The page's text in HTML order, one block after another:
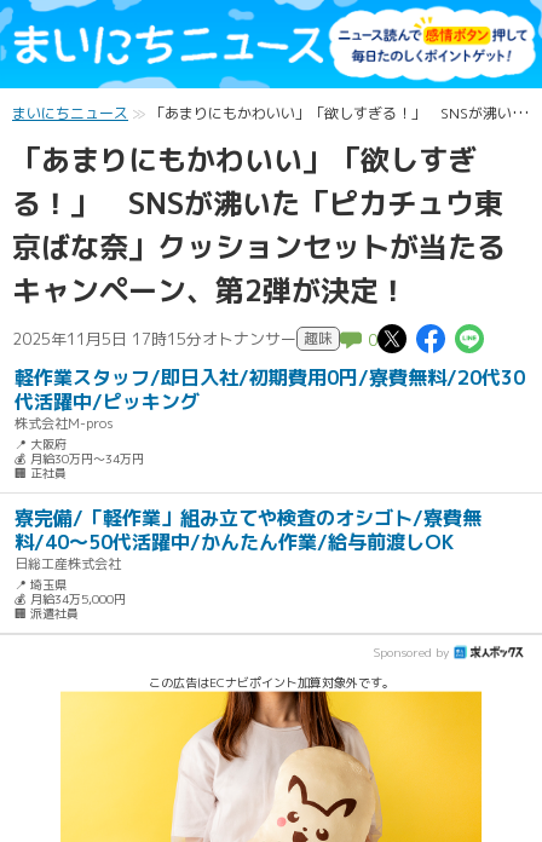
まいにちニュース 「あまりにもかわいい」「欲しすぎる！」 SNSが沸いた「ピカチュウ東京ばな奈」クッションセットが当たるキャンペーン、第2弾が決定！
「あまりにもかわいい」「欲しすぎ
る！」 SNSが沸いた「ピカチュウ東
京ばな奈」クッションセットが当たる
キャンペーン、第2弾が決定！
2025年11月5日 17時15分オトナンサー 趣味 0 この記事
この
軽作業スタッフ/即日入社/初期費用0円/寮費無料/20代30
代活躍中/ピッキング
株式会社M-pros
📍 大阪府
💰 月給30万円～34万円
🏢 正社員
寮完備/「軽作業」組み立てや検査のオシゴト/寮費無
料/40～50代活躍中/かんたん作業/給与前渡しOK
日総工産株式会社
📍 埼玉県
💰 月給34万5,000円
🏢 派遣社員
Sponsored by
この広告はECナビポイント加算対象外です。